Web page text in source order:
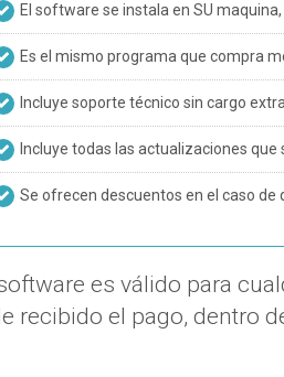
El software se instala en SU
Es el mismo programa que compra
Incluye soporte técnico sin cargo
Incluye todas las actualizaciones que
Se ofrecen descuentos en el caso
es válido para
recibido el pago, dentro